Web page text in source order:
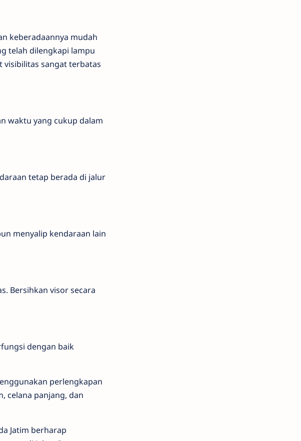
keberadaannya mudah
telah dilengkapi lampu
sangat terbatas
waktu yang cukup dalam
tetap berada di jalur
menyalip kendaraan lain
Bersihkan visor secara
dengan baik
perlengkapan
celana panjang, dan
Jatim berharap